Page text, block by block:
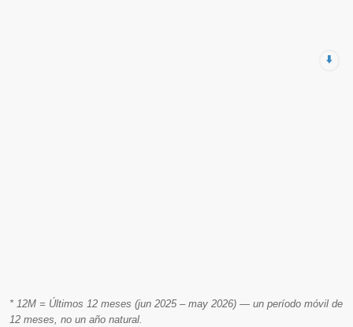
⬇️
* 12M = Últimos 12 meses (jun 2025 – may 2026) — un período móvil de
12 meses, no un año natural.